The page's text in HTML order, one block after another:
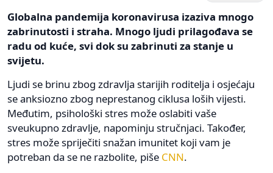
Globalna pandemija koronavirusa izaziva mnogo
zabrinutosti i straha. Mnogo ljudi prilagođava se
radu od kuće, svi dok su zabrinuti za stanje u
svijetu.
Ljudi se brinu zbog zdravlja starijih roditelja i osjećaju
se anksiozno zbog neprestanog ciklusa loših vijesti.
Međutim, psihološki stres može oslabiti vaše
sveukupno zdravlje, napominju stručnjaci. Također,
stres može spriječiti snažan imunitet koji vam je
potreban da se ne razbolite, piše CNN.